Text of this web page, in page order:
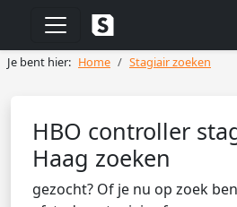
Je bent hier: Home Stagiair zoeken
HBO controller
Haag zoeken
gezocht? Of je nu op zoek